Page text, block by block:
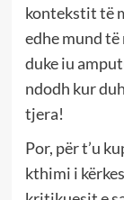
kontekstit të
edhe mund
duke iu
ndodh kur
tjera!
Por, për t’u
kthimi i